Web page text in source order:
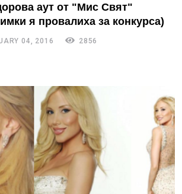
аут от "Мис Свят"
я провалиха за конкурса)
04, 2016
2856